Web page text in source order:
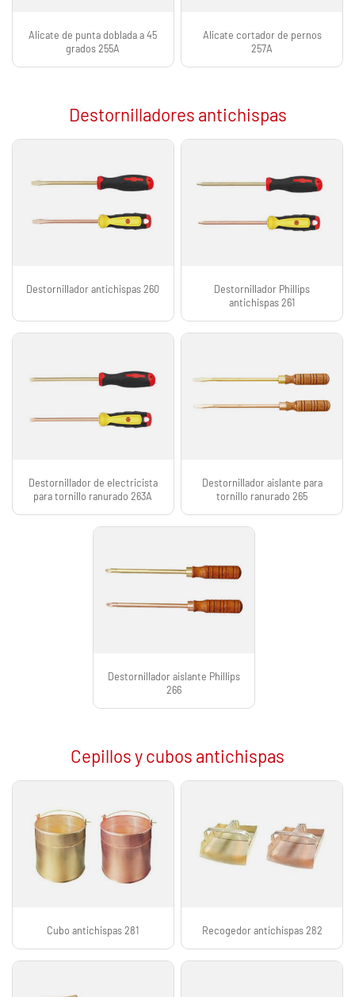
Alicate de punta doblada a 45
grados 255A
Alicate cortador de pernos
257A
Destornilladores antichispas
Destornillador antichispas 260
Destornillador Phillips
antichispas 261
Destornillador de electricista
para tornillo ranurado 263A
Destornillador aislante para
tornillo ranurado 265
Destornillador aislante Phillips
266
Cepillos y cubos antichispas
Cubo antichispas 281 Recogedor antichispas 282